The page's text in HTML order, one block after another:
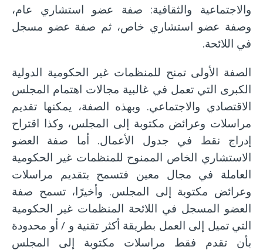
والاجتماعية والثقافية: صفة عضو استشاري عام،
وصفة عضو استشاري خاص، ثم صفة عضو مسجل
في اللائحة.
الصفة الأولى تمنح للمنظمات غير الحكومية الدولية
الكبرى التي تعمل في غالبية مجالات اهتمام المجلس
الاقتصادي والاجتماعي. وبهذه الصفة، يمكنها تقديم
مراسلات وعرائض مكتوبة إلى المجلس، وكذا اقتراح
إدراج نقط في جدول الأعمال. أما صفة العضو
الاستشاري الخاص الممنوح للمنظمات غير الحكومية
العاملة في مجال معين فتسمح بتقديم مراسلات
وعرائض مكتوبة إلى المجلس. وأخيرًا، تسمح صفة
العضو المسجل في اللائحة المنظمات غير الحكومية
التي تميل إلى العمل بطريقة أكثر تقنية و / أو محدودة
بأن تقدم فقط مراسلات مكتوبة إلى المجلس